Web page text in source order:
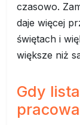
czasowo.
daje więcej
świętach i
większe niż
Gdy